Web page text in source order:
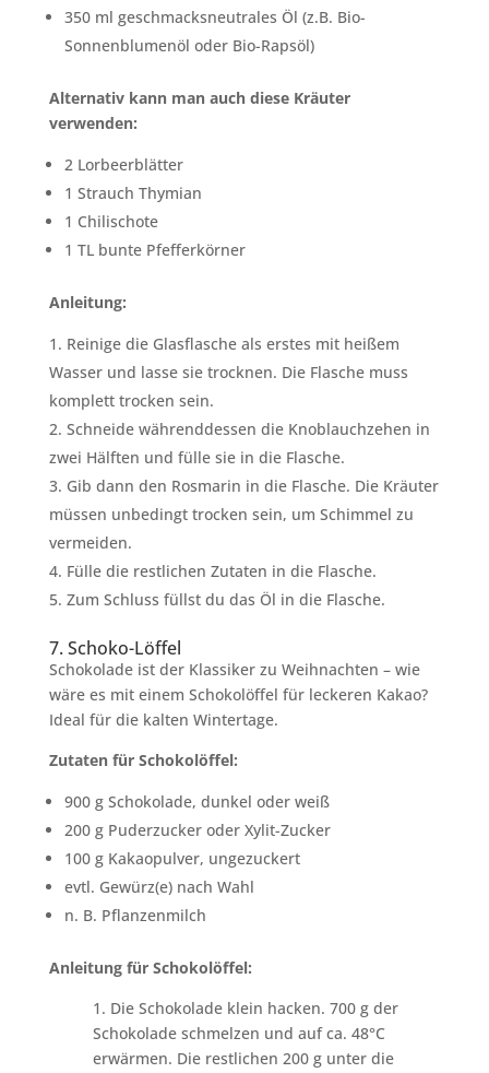
350 ml geschmacksneutrales Öl (z.B. Bio-
Sonnenblumenöl oder Bio-Rapsöl)
Alternativ kann man auch diese Kräuter
verwenden:
2 Lorbeerblätter
1 Strauch Thymian
1 Chilischote
1 TL bunte Pfefferkörner
Anleitung:
Reinige die Glasflasche als erstes mit heißem
Wasser und lasse sie trocknen. Die Flasche muss
komplett trocken sein.
Schneide währenddessen die Knoblauchzehen in
zwei Hälften und fülle sie in die Flasche.
Gib dann den Rosmarin in die Flasche. Die Kräuter
müssen unbedingt trocken sein, um Schimmel zu
vermeiden.
Fülle die restlichen Zutaten in die Flasche.
Zum Schluss füllst du das Öl in die Flasche.
7. Schoko-Löffel
Schokolade ist der Klassiker zu Weihnachten – wie
wäre es mit einem Schokolöffel für leckeren Kakao?
Ideal für die kalten Wintertage.
Zutaten für Schokolöffel:
900 g Schokolade, dunkel oder weiß
200 g Puderzucker oder Xylit-Zucker
100 g Kakaopulver, ungezuckert
evtl. Gewürz(e) nach Wahl
n. B. Pflanzenmilch
Anleitung für Schokolöffel:
1. Die Schokolade klein hacken. 700 g der
Schokolade schmelzen und auf ca. 48°C
erwärmen. Die restlichen 200 g unter die